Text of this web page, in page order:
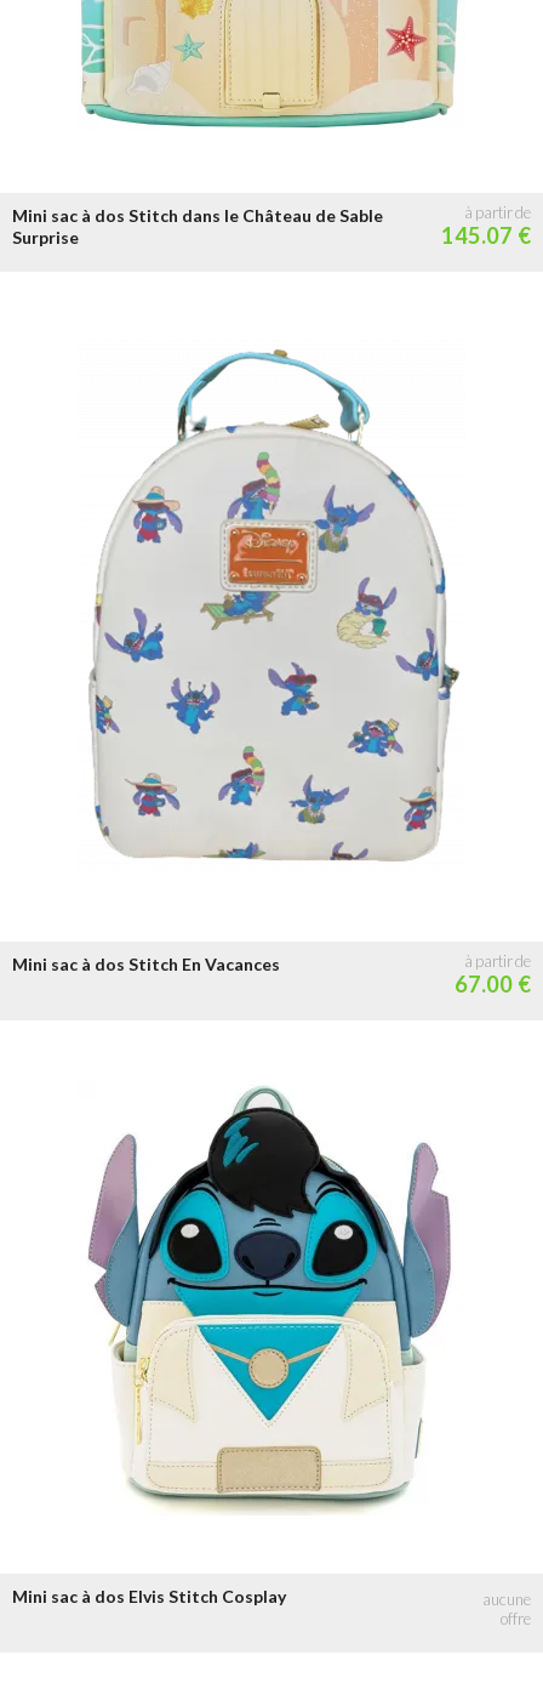
Mini sac à dos Stitch dans le Château de Sable
Surprise
145.07 €
Mini sac à dos Stitch En Vacances
67.00 €
Mini sac à dos Elvis Stitch Cosplay